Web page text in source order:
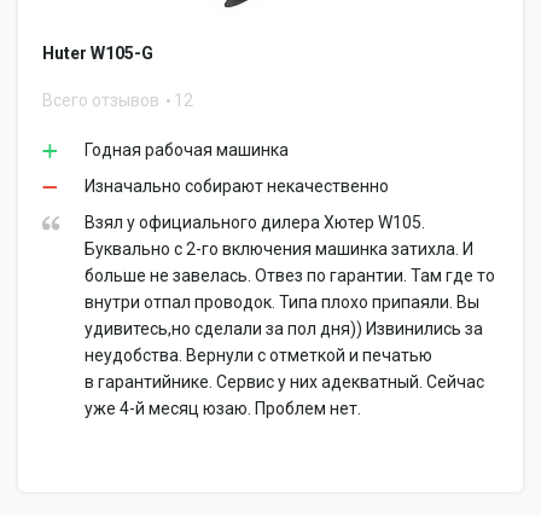
Huter W105-G
Всего отзывов 12
Годная рабочая машинка
Изначально собирают некачественно
Взял у официального дилера Хютер W105.
Буквально с 2-го включения машинка затихла. И
больше не завелась. Отвез по гарантии. Там где то
внутри отпал проводок. Типа плохо припаяли. Вы
удивитесь,но сделали за пол дня)) Извинились за
неудобства. Вернули с отметкой и печатью
в гарантийнике. Сервис у них адекватный. Сейчас
уже 4-й месяц юзаю. Проблем нет.